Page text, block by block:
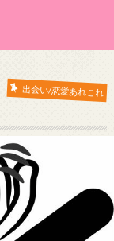
出会い/恋愛あれこれ